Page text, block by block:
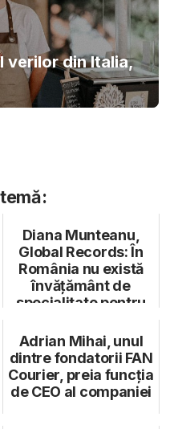
verilor din Italia,
Diana Munteanu,
Global Records: În
România nu există
învățământ de
specialitate pentru
Adrian Mihai, unul
dintre fondatorii FAN
Courier, preia funcția
de CEO al companiei